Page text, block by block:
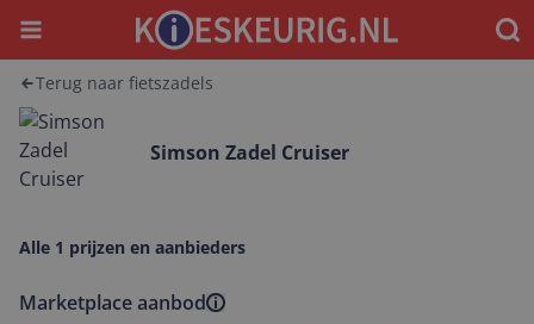
Menu
Terug naar fietszadels
Simson Zadel Cruiser
Alle 1 prijzen en aanbieders
Marketplace aanbod